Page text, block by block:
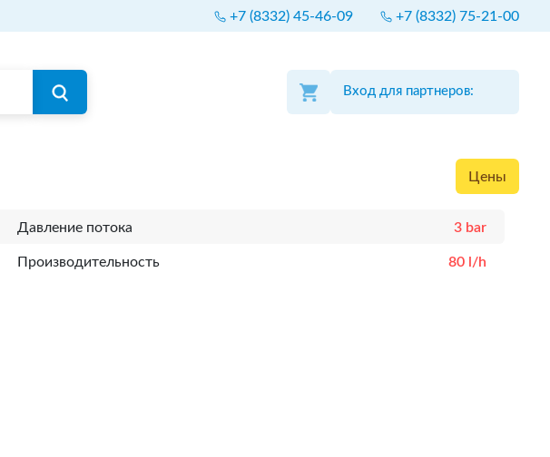
+7 (8332) 45-46-09 +7 (8332) 75-21-00
Вход для партнеров:
Цены
Давление потока 3 bar
Производительность 80 l/h